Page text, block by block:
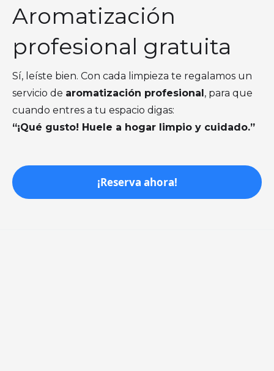
Aromatización
profesional gratuita
Sí, leíste bien. Con cada limpieza te regalamos un
servicio de aromatización profesional , para que
cuando entres a tu espacio digas:
“¡Qué gusto! Huele a hogar limpio y cuidado.”
¡Reserva ahora!